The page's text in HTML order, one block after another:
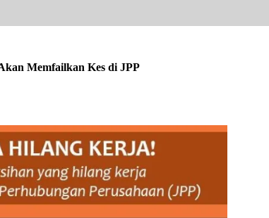
Memfailkan Kes di JPP